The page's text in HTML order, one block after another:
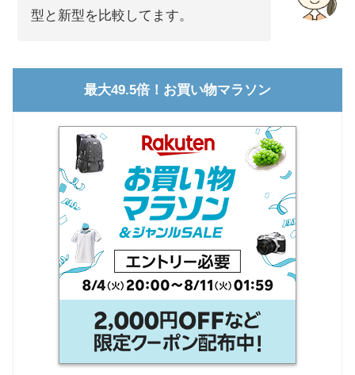
型と新型を比較してます。
最大49.5倍！お買い物マラソン